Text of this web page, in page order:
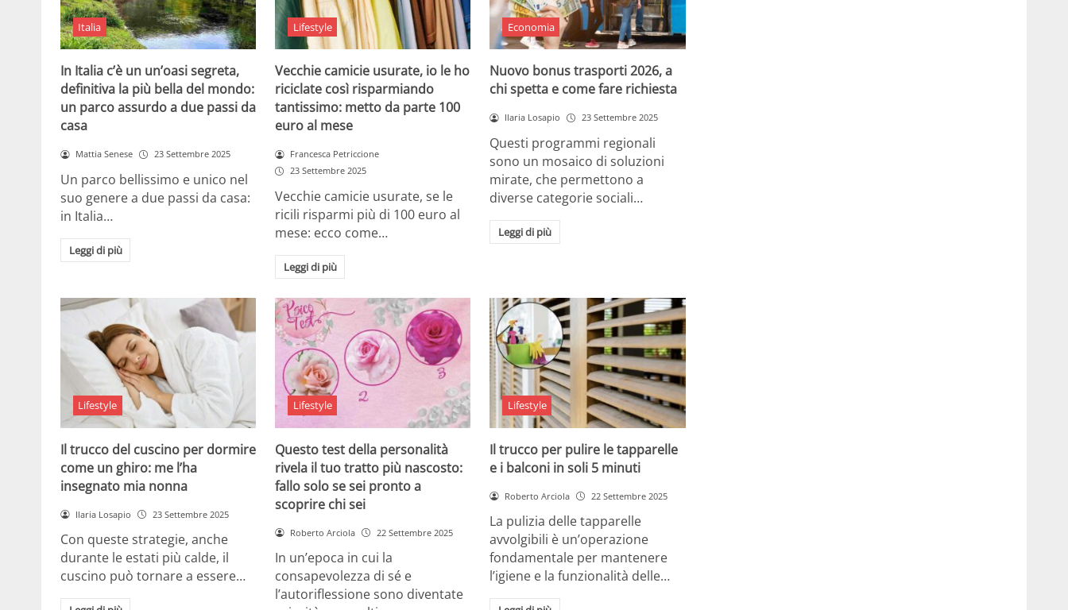
Italia
In Italia c’è un un’oasi segreta,
definitiva la più bella del mondo:
un parco assurdo a due passi da
casa
Mattia Senese 23 Settembre 2025
Un parco bellissimo e unico nel
suo genere a due passi da casa:
in Italia…
Leggi di più
Lifestyle
Vecchie camicie usurate, io le ho
riciclate così risparmiando
tantissimo: metto da parte 100
euro al mese
Francesca Petriccione
23 Settembre 2025
Vecchie camicie usurate, se le
ricili risparmi più di 100 euro al
mese: ecco come…
Leggi di più
Economia
Nuovo bonus trasporti 2026, a
chi spetta e come fare richiesta
Ilaria Losapio 23 Settembre 2025
Questi programmi regionali
sono un mosaico di soluzioni
mirate, che permettono a
diverse categorie sociali…
Leggi di più
Lifestyle
Il trucco del cuscino per dormire
come un ghiro: me l’ha
insegnato mia nonna
Ilaria Losapio 23 Settembre 2025
Con queste strategie, anche
durante le estati più calde, il
cuscino può tornare a essere…
Lifestyle
Questo test della personalità
rivela il tuo tratto più nascosto:
fallo solo se sei pronto a
scoprire chi sei
Roberto Arciola 22 Settembre 2025
In un’epoca in cui la
consapevolezza di sé e
l’autoriflessione sono diventate
Lifestyle
Il trucco per pulire le tapparelle
e i balconi in soli 5 minuti
Roberto Arciola 22 Settembre 2025
La pulizia delle tapparelle
avvolgibili è un’operazione
fondamentale per mantenere
l’igiene e la funzionalità delle…